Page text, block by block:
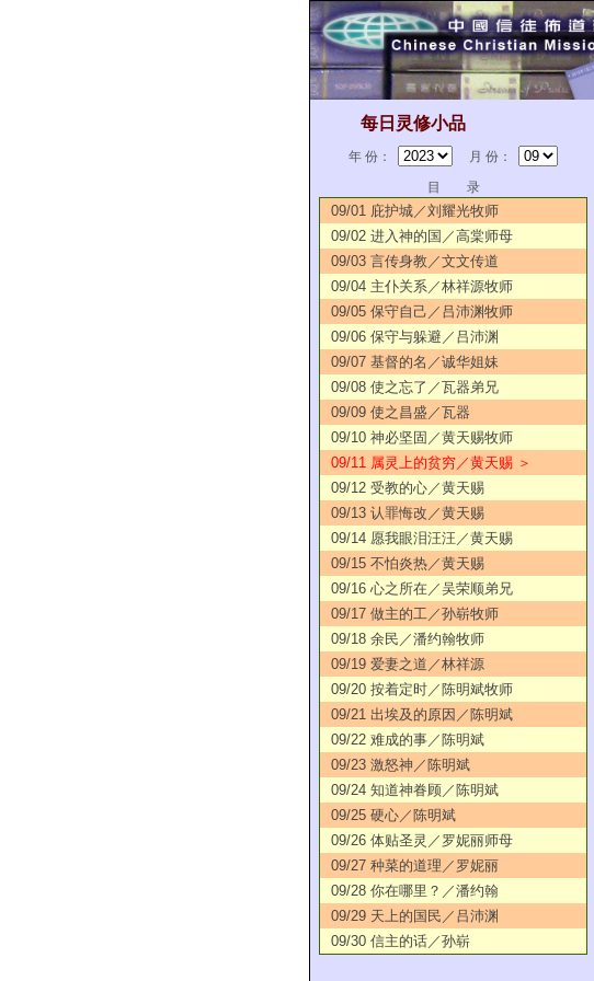
每日灵修小品
年 份：
月 份：
目 录
09/01 庇护城／刘耀光牧师
09/02 进入神的国／高棠师母
09/03 言传身教／文文传道
09/04 主仆关系／林祥源牧师
09/05 保守自己／吕沛渊牧师
09/06 保守与躲避／吕沛渊
09/07 基督的名／诚华姐妹
09/08 使之忘了／瓦器弟兄
09/09 使之昌盛／瓦器
09/10 神必坚固／黄天赐牧师
09/11 属灵上的贫穷／黄天赐 ＞
09/12 受教的心／黄天赐
09/13 认罪悔改／黄天赐
09/14 愿我眼泪汪汪／黄天赐
09/15 不怕炎热／黄天赐
09/16 心之所在／吴荣顺弟兄
09/17 做主的工／孙崭牧师
09/18 余民／潘约翰牧师
09/19 爱妻之道／林祥源
09/20 按着定时／陈明斌牧师
09/21 出埃及的原因／陈明斌
09/22 难成的事／陈明斌
09/23 激怒神／陈明斌
09/24 知道神眷顾／陈明斌
09/25 硬心／陈明斌
09/26 体贴圣灵／罗妮丽师母
09/27 种菜的道理／罗妮丽
09/28 你在哪里？／潘约翰
09/29 天上的国民／吕沛渊
09/30 信主的话／孙崭